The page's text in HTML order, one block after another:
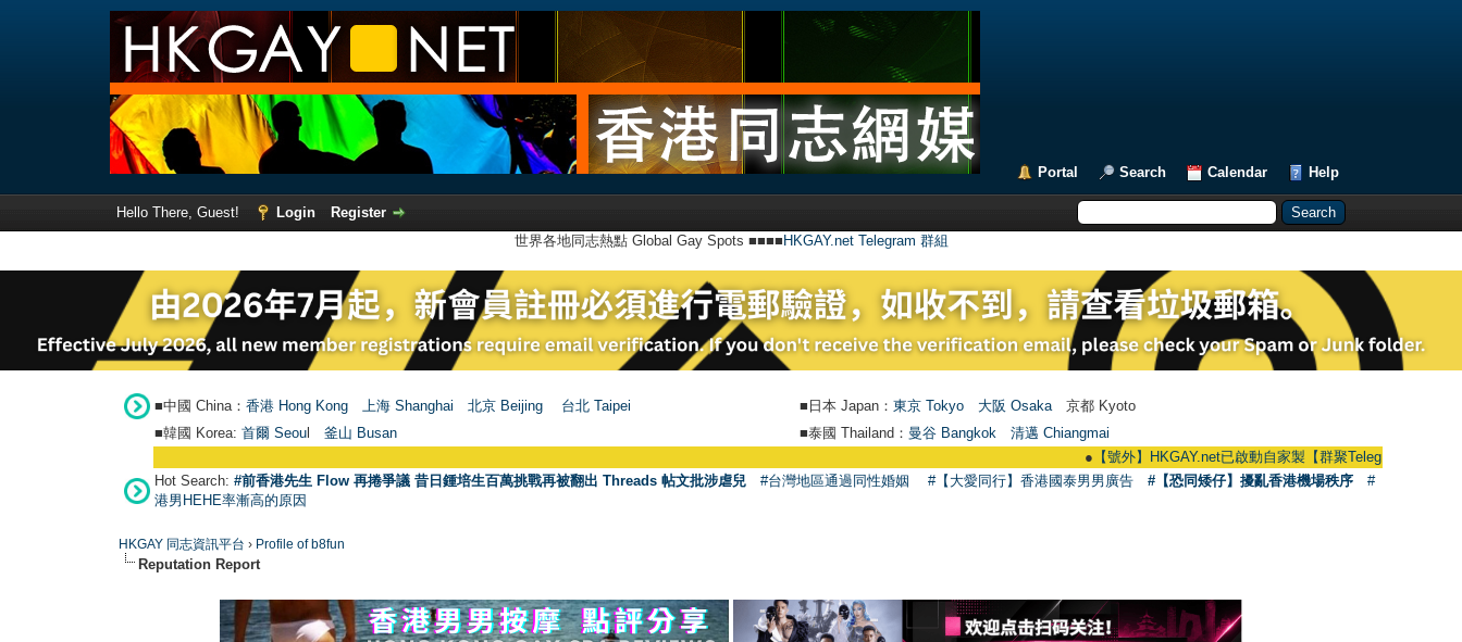
Portal Search Calendar Help
Hello There, Guest! Login
Register
世界各地同志熱點 Global Gay Spots ■■■■ HKGAY.net Telegram 群組
■中國 China： 香港 Hong Kong 上海 Shanghai 北京 Beijing 台北 Taipei ■日本 Japan： 東京 Tokyo 大阪 Osaka 京都 Kyoto
■韓國 Korea: 首爾 Seou 釜山 Busan ■泰國 Thailand： 曼谷 Bangkok
清邁 Chiangmai
【號外】HKGAY.net已啟動自家製【群聚Telegram群組】
Hot Search: #前香港先生 Flow 再捲爭議 昔日鍾培生百萬挑戰再被翻出 Threads 帖文批涉虐兒 #台灣地區通過同性婚姻 #【大愛同行】香港國泰男男廣告 #【恐同矮仔】擾亂香港機場秩序
#
港男HEHE率漸高的原因
HKGAY 同志資訊平台 › Profile of b8fun
Reputation Report